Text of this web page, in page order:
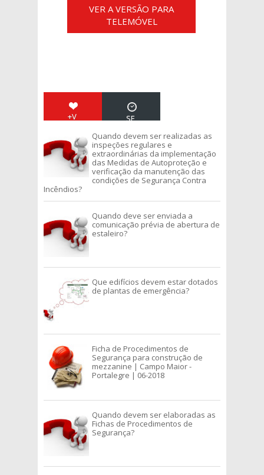
VER A VERSÃO PARA
TELEMÓVEL
+V
TO
S
SE
IÇ
O
S
Quando devem ser realizadas as
inspeções regulares e
extraordinárias da implementação
das Medidas de Autoproteção e
verificação da manutenção das
condições de Segurança Contra
Incêndios?
Quando deve ser enviada a
comunicação prévia de abertura de
estaleiro?
Que edifícios devem estar dotados
de plantas de emergência?
Ficha de Procedimentos de
Segurança para construção de
mezzanine | Campo Maior -
Portalegre | 06-2018
Quando devem ser elaboradas as
Fichas de Procedimentos de
Segurança?